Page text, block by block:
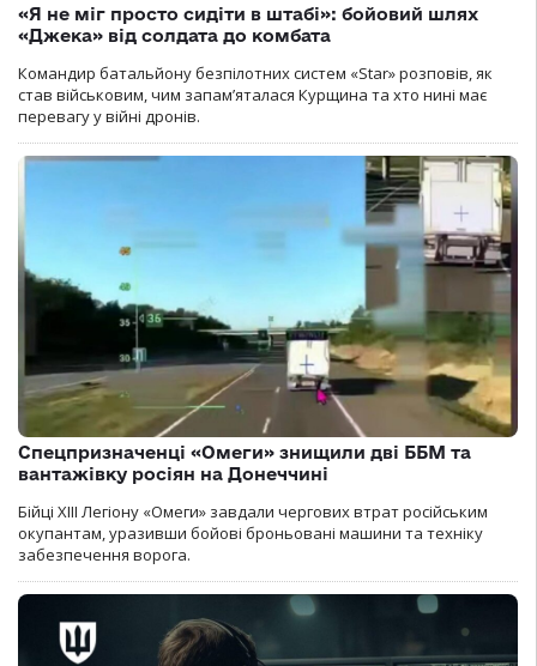
«Я не міг просто сидіти в штабі»: бойовий шлях
«Джека» від солдата до комбата
Командир батальйону безпілотних систем «Star» розповів, як
став військовим, чим запам’яталася Курщина та хто нині має
перевагу у війні дронів.
Спецпризначенці «Омеги» знищили дві ББМ та
вантажівку росіян на Донеччині
Бійці ХІІІ Легіону «Омеги» завдали чергових втрат російським
окупантам, уразивши бойові броньовані машини та техніку
забезпечення ворога.